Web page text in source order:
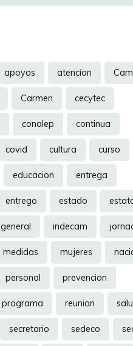
apoyos atencion
Carmen cecytec
conalep continua
covid cultura curso
educacion entrega
entrego estado
general indecam
medidas mujeres
personal prevencion
programa reunion
secretario sedeco